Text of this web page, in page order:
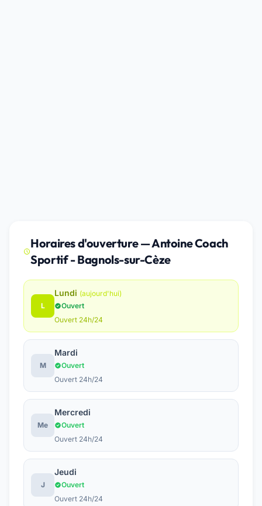
Horaires d'ouverture — Antoine Coach
Sportif - Bagnols-sur-Cèze
L
Lundi (aujourd'hui)
Ouvert
Ouvert 24h/24
M
Mardi
Ouvert
Ouvert 24h/24
Me
Mercredi
Ouvert
Ouvert 24h/24
J
Jeudi
Ouvert
Ouvert 24h/24